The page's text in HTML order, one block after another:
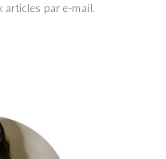
articles par e-mail.